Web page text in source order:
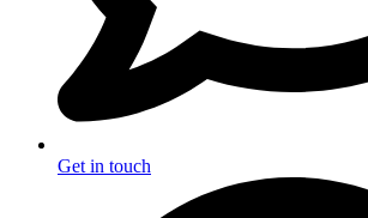
Get in touch